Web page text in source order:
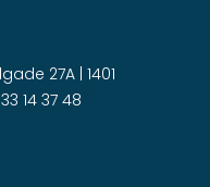
27A | 1401
14 37 48